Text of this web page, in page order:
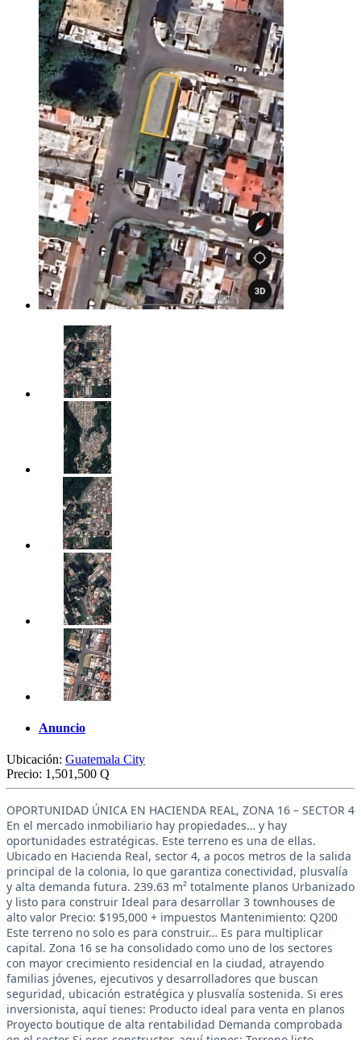
Anuncio
Ubicación: Guatemala City
Precio: 1,501,500 Q
OPORTUNIDAD ÚNICA EN HACIENDA REAL, ZONA 16 – SECTOR 4
En el mercado inmobiliario hay propiedades… y hay
oportunidades estratégicas. Este terreno es una de ellas.
Ubicado en Hacienda Real, sector 4, a pocos metros de la salida
principal de la colonia, lo que garantiza conectividad, plusvalía
y alta demanda futura. 239.63 m² totalmente planos Urbanizado
y listo para construir Ideal para desarrollar 3 townhouses de
alto valor Precio: $195,000 + impuestos Mantenimiento: Q200
Este terreno no solo es para construir… Es para multiplicar
capital. Zona 16 se ha consolidado como uno de los sectores
con mayor crecimiento residencial en la ciudad, atrayendo
familias jóvenes, ejecutivos y desarrolladores que buscan
seguridad, ubicación estratégica y plusvalía sostenida. Si eres
inversionista, aquí tienes: Producto ideal para venta en planos
Proyecto boutique de alta rentabilidad Demanda comprobada